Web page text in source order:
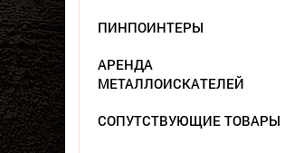
ПИНПОИНТЕРЫ
АРЕНДА
МЕТАЛЛОИСКАТЕЛЕЙ
СОПУТСТВУЮЩИЕ ТОВАРЫ